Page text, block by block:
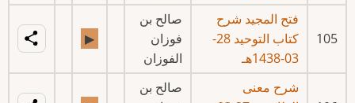
105
فتح المجيد شرح
كتاب التوحيد 28-
03-1438هـ
صالح بن
فوزان
الفوزان
▶
شرح معنى
صالح بن